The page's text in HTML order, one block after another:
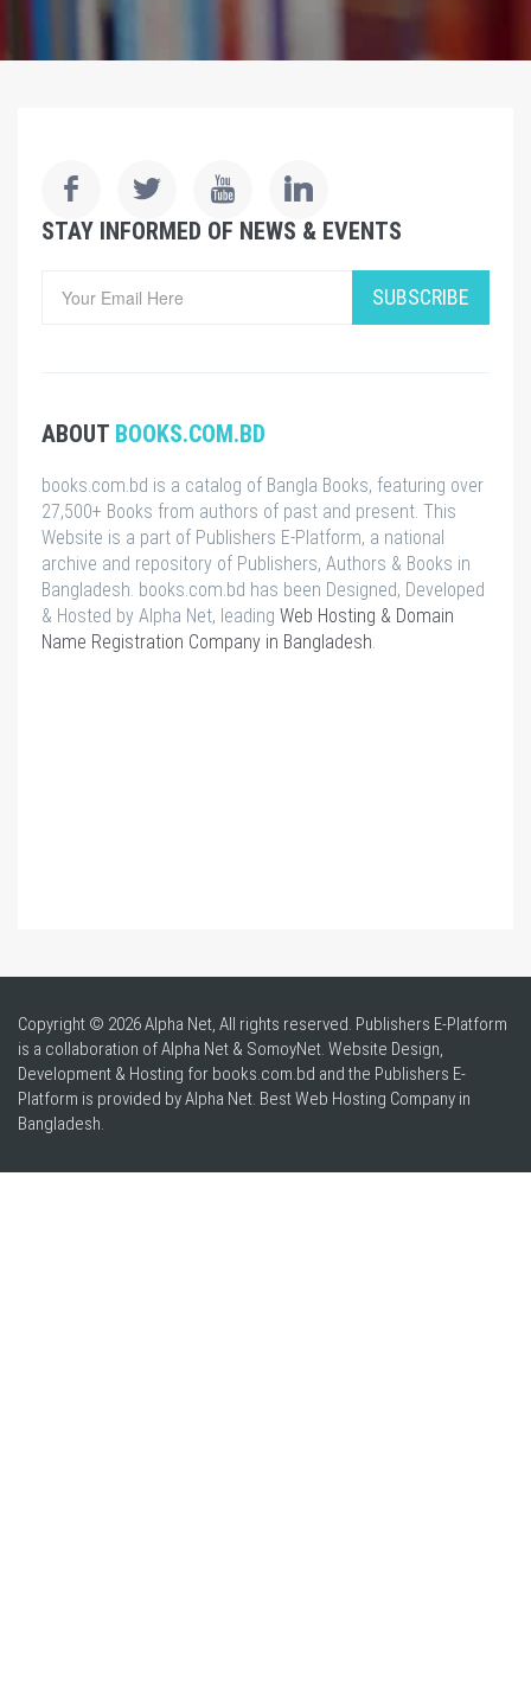
STAY INFORMED OF NEWS & EVENTS
SUBSCRIBE
ABOUT BOOKS.COM.BD
books.com.bd is a catalog of Bangla Books, featuring over
27,500+ Books from authors of past and present. This
Website is a part of Publishers E-Platform, a national
archive and repository of Publishers, Authors & Books in
Bangladesh. books.com.bd has been Designed, Developed
& Hosted by Alpha Net, leading Web Hosting & Domain
Name Registration Company in Bangladesh.
Copyright © 2026 Alpha Net, All rights reserved. Publishers E-Platform
is a collaboration of Alpha Net & SomoyNet. Website Design,
Development & Hosting for books.com.bd and the Publishers E-
Platform is provided by Alpha Net. BestWeb Hosting Company in
Bangladesh.